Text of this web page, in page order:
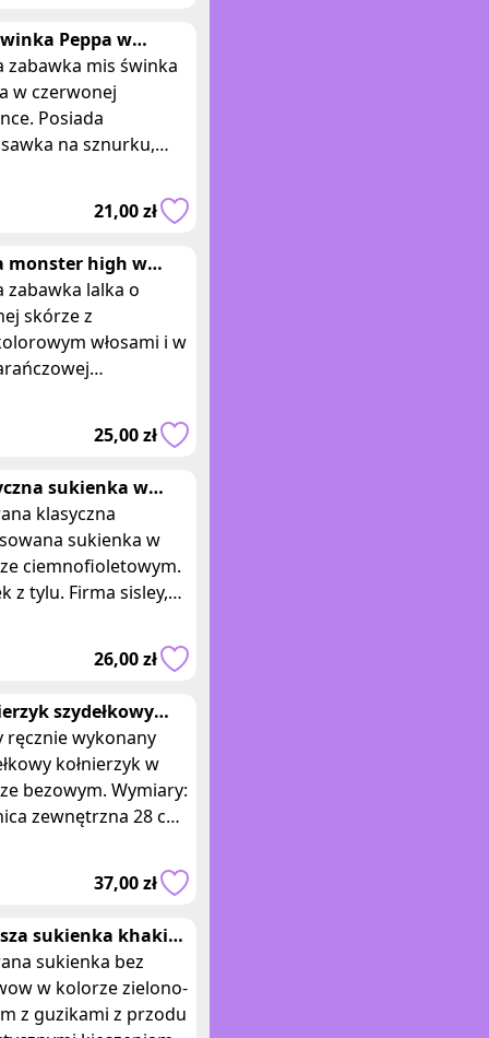
Peppa w
sukience
zabawka mis świnka
w czerwonej
Posiada
na sznurku,
no do okna w
lub innych
21,00 zł
monster high w
sukience
zabawka lalka o
skórze z
włosami i w
opakowania: 30 x 9
w stylu Monster
25,00 zł
sukienka w
litery A
klasyczna
sukienka w
ciemnofioletowym.
z tylu. Firma sisley,
długość 79 cm,
26,00 zł
szydełkowy
do sukienki bluzki
made
ręcznie wykonany
kołnierzyk w
bezowym. Wymiary:
zewnętrzna 28 cm,
30 cm. Ten piękny
37,00 zł
sukienka khaki
z kołnierzykiem
sukienka bez
w kolorze zielono-
z guzikami z przodu